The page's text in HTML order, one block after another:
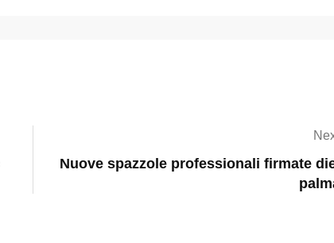
Nuove spazzole professionali firmate